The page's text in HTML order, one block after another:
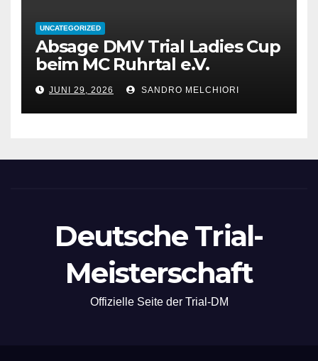
UNCATEGORIZED
Absage DMV Trial Ladies Cup
beim MC Ruhrtal e.V.
JUNI 29, 2026 SANDRO MELCHIORI
Deutsche Trial-
Meisterschaft
Offizielle Seite der Trial-DM